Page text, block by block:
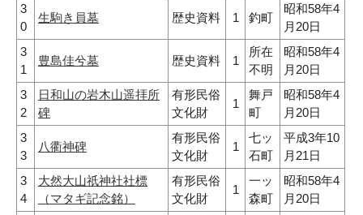
3
0
生駒き員墓 歴史資料 1 釣町
昭和58年4
月20日
3
1
豊島佳兮墓 歴史資料 1
所在
不明
昭和58年4
月20日
3
2
日和山の岩木山遥拝所
碑
有形民俗
文化財
1
舞戸
町
昭和58年4
月20日
3
3
八衢神碑
有形民俗
文化財
1
七ッ
石町
平成3年10
月21日
3
4
大然大山祇神社社標
（マタギ記念銘）
有形民俗
文化財
1
一ッ
森町
昭和58年4
月20日